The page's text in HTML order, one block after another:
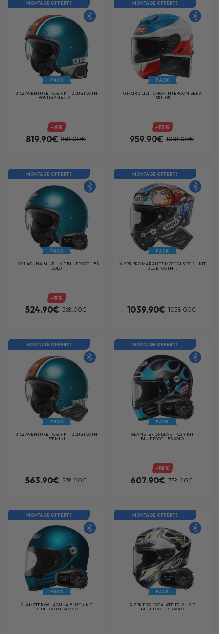
MONTAGE OFFERT !
PACK
J.O2 AVENTURE TC-2 + KIT BLUETOOTH
60S HARMAN K...
-6%
819.90€ 868.00€
MONTAGE OFFERT !
PACK
GT-AIR 3 LILT TC-10 + INTERCOM SENA
SRL-03
-13%
959.90€ 1098.00€
MONTAGE OFFERT !
PACK
J.O2 LAGUNA BLUE + KIT BLUETOOTH 5S
SOLO
-8%
524.90€ 568.00€
MONTAGE OFFERT !
PACK
X-SPR PRO MARQUEZ MOTEGI 5 TC-1 + KIT
BLUETOOTH...
1039.90€ 1058.00€
MONTAGE OFFERT !
PACK
J.O2 AVENTURE TC-2 + KIT BLUETOOTH
BT MINI
563.90€ 578.00€
MONTAGE OFFERT !
PACK
GLAMSTER 06 BLAST TC2 + KIT
BLUETOOTH 5S SOLO
-18%
607.90€ 738.00€
MONTAGE OFFERT !
PACK
GLAMSTER 06 LAGUNA BLUE + KIT
BLUETOOTH 5S SOLO
MONTAGE OFFERT !
PACK
X-SPR PRO ESCALATE TC-2 + KIT
BLUETOOTH 5S SOLO